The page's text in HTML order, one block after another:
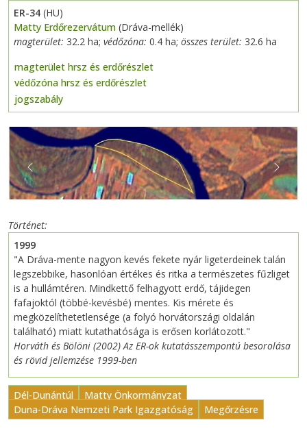
ER-34 (HU)
Matty Erdőrezervátum (Dráva-mellék)
magterület: 32.2 ha; védőzóna: 0.4 ha; összes terület: 32.6 ha
magterület hrsz és erdőrészlet
védőzóna hrsz és erdőrészlet
jogszabály
Previous Next
Történet
1999
"A Dráva-mente nagyon kevés fekete nyár ligeterdeinek talán
legszebbike, hasonlóan értékes és ritka a természetes fűzliget
is a hullámtéren. Mindkettő felhagyott erdő, tájidegen
fafajoktól (többé-kevésbé) mentes. Kis mérete és
megközelíthetetlensége (a folyó horvátországi oldalán
található) miatt kutathatósága is erősen korlátozott."
Horváth és Bölöni (2002) Az ER-ok kutatásszempontú besorolása
és rövid jellemzése 1999-ben
Dél-Dunántúl
Matty Önkormányzat
Duna-Dráva Nemzeti Park Igazgatóság
Megőrzésre